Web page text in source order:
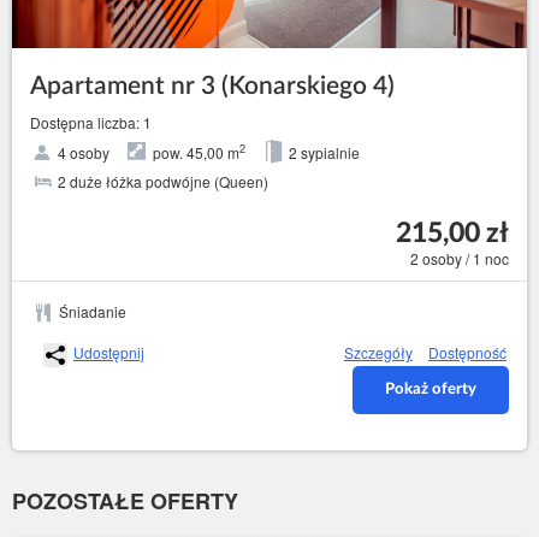
Apartament nr 3 (Konarskiego 4)
Dostępna liczba: 1
4 osoby
pow. 45,00 m2
2 sypialnie
2 duże łóżka podwójne (Queen)
215,00 zł
2 osoby / 1 noc
Śniadanie
Udostępnij
Szczegóły Dostępność
Pokaż oferty
POZOSTAŁE OFERTY